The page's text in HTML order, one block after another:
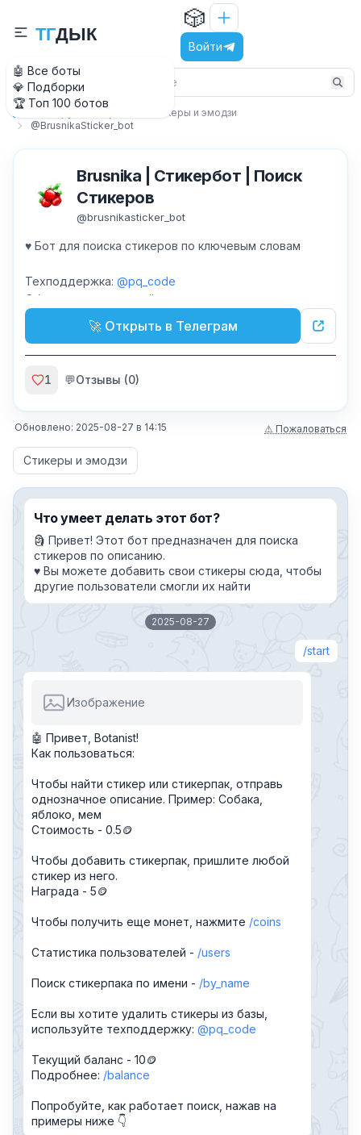
🤖 Все боты
💎 Подборки
🏆 Топ 100 ботов
ТГДЫК
🎲
Войти
Главная
Стикеры и эмодзи
@BrusnikaSticker_bot
Brusnika | Стикербот | Поиск
Стикеров
@brusnikasticker_bot
♥️ Бот для поиска стикеров по ключевым словам
Техподдержка: @pq_code
Обновления:
@pq_coding
🚀 Открыть в Телеграм
1 💬Отзывы (0)
Обновлено: 2025-08-27 в 14:15 ⚠ Пожаловаться
Стикеры и эмодзи
Что умеет делать этот бот?
🗿 Привет! Этот бот предназначен для поиска
стикеров по описанию.
♥️ Вы можете добавить свои стикеры сюда, чтобы
другие пользователи смогли их найти
2025-08-27
start
Изображение
🤖 Привет, Botanist!
Как пользоваться:
Чтобы найти стикер или стикерпак, отправь
однозначное описание. Пример: Собака,
яблоко, мем
Стоимость - 0.5🪙
Чтобы добавить стикерпак, пришлите любой
стикер из него.
Награда - 5🪙
Чтобы получить еще монет, нажмите coins
Статистика пользователей - users
Поиск стикерпака по имени - by_name
Если вы хотите удалить стикеры из базы,
используйте техподдержку: @pq_code
Текущий баланс - 10🪙
Подробнее: balance
Попробуйте, как работает поиск, нажав на
примеры ниже 👇